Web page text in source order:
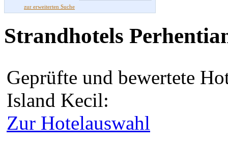
zur erweiterten Suche
Strandhotels
Geprüfte und bewertete
Island Kecil:
Zur Hotelauswahl